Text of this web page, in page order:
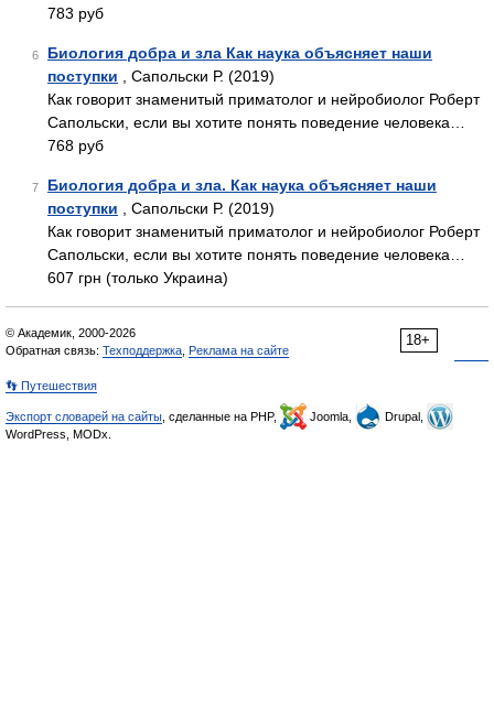
783 руб
6
Биология добра и зла Как наука объясняет наши
поступки , Сапольски Р. (2019)
Как говорит знаменитый приматолог и нейробиолог Роберт
Сапольски, если вы хотите понять поведение человека…
768 руб
7
Биология добра и зла. Как наука объясняет наши
поступки , Сапольски Р. (2019)
Как говорит знаменитый приматолог и нейробиолог Роберт
Сапольски, если вы хотите понять поведение человека…
607 грн (только Украина)
18+
© Академик, 2000-2026
Обратная связь: Техподдержка Реклама на сайте
👣 Путешествия
Экспорт словарей на сайты , сделанные на PHP, Joomla,
Drupal,
WordPress, MODx.